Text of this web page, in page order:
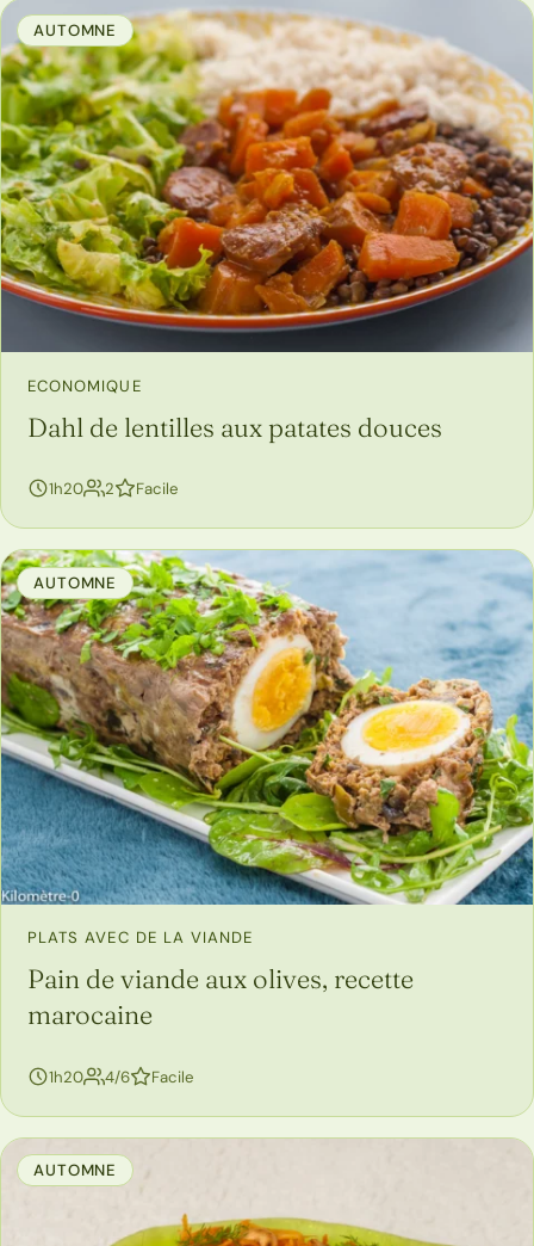
AUTOMNE
ECONOMIQUE
Dahl de lentilles aux patates douces
1h20 2personnes
Facile
AUTOMNE
PLATS AVEC DE LA VIANDE
Pain de viande aux olives, recette
marocaine
1h20 4/6personnes
Facile
AUTOMNE